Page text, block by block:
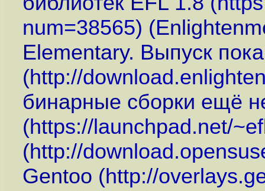
num=38565)
Elementary. Выпуск
(http://
бинарные сборки ещё
(https://launchpad.net/
(http://
Gentoo (http://